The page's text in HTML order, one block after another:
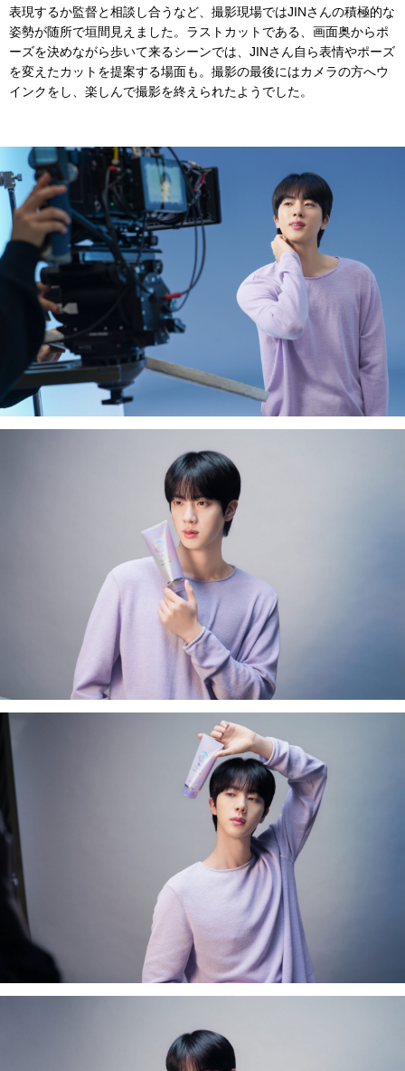
表現するか監督と相談し合うなど、撮影現場ではJINさんの積極的な
姿勢が随所で垣間⾒えました。ラストカットである、画⾯奥からポ
ーズを決めながら歩いて来るシーンでは、JINさん⾃ら表情やポーズ
を変えたカットを提案する場⾯も。撮影の最後にはカメラの⽅へウ
インクをし、楽しんで撮影を終えられたようでした。